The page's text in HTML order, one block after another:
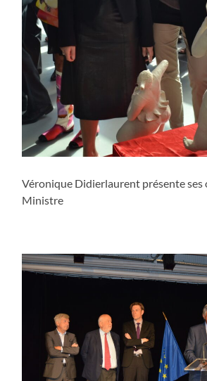
Véronique Didierlaurent présente ses
Ministre